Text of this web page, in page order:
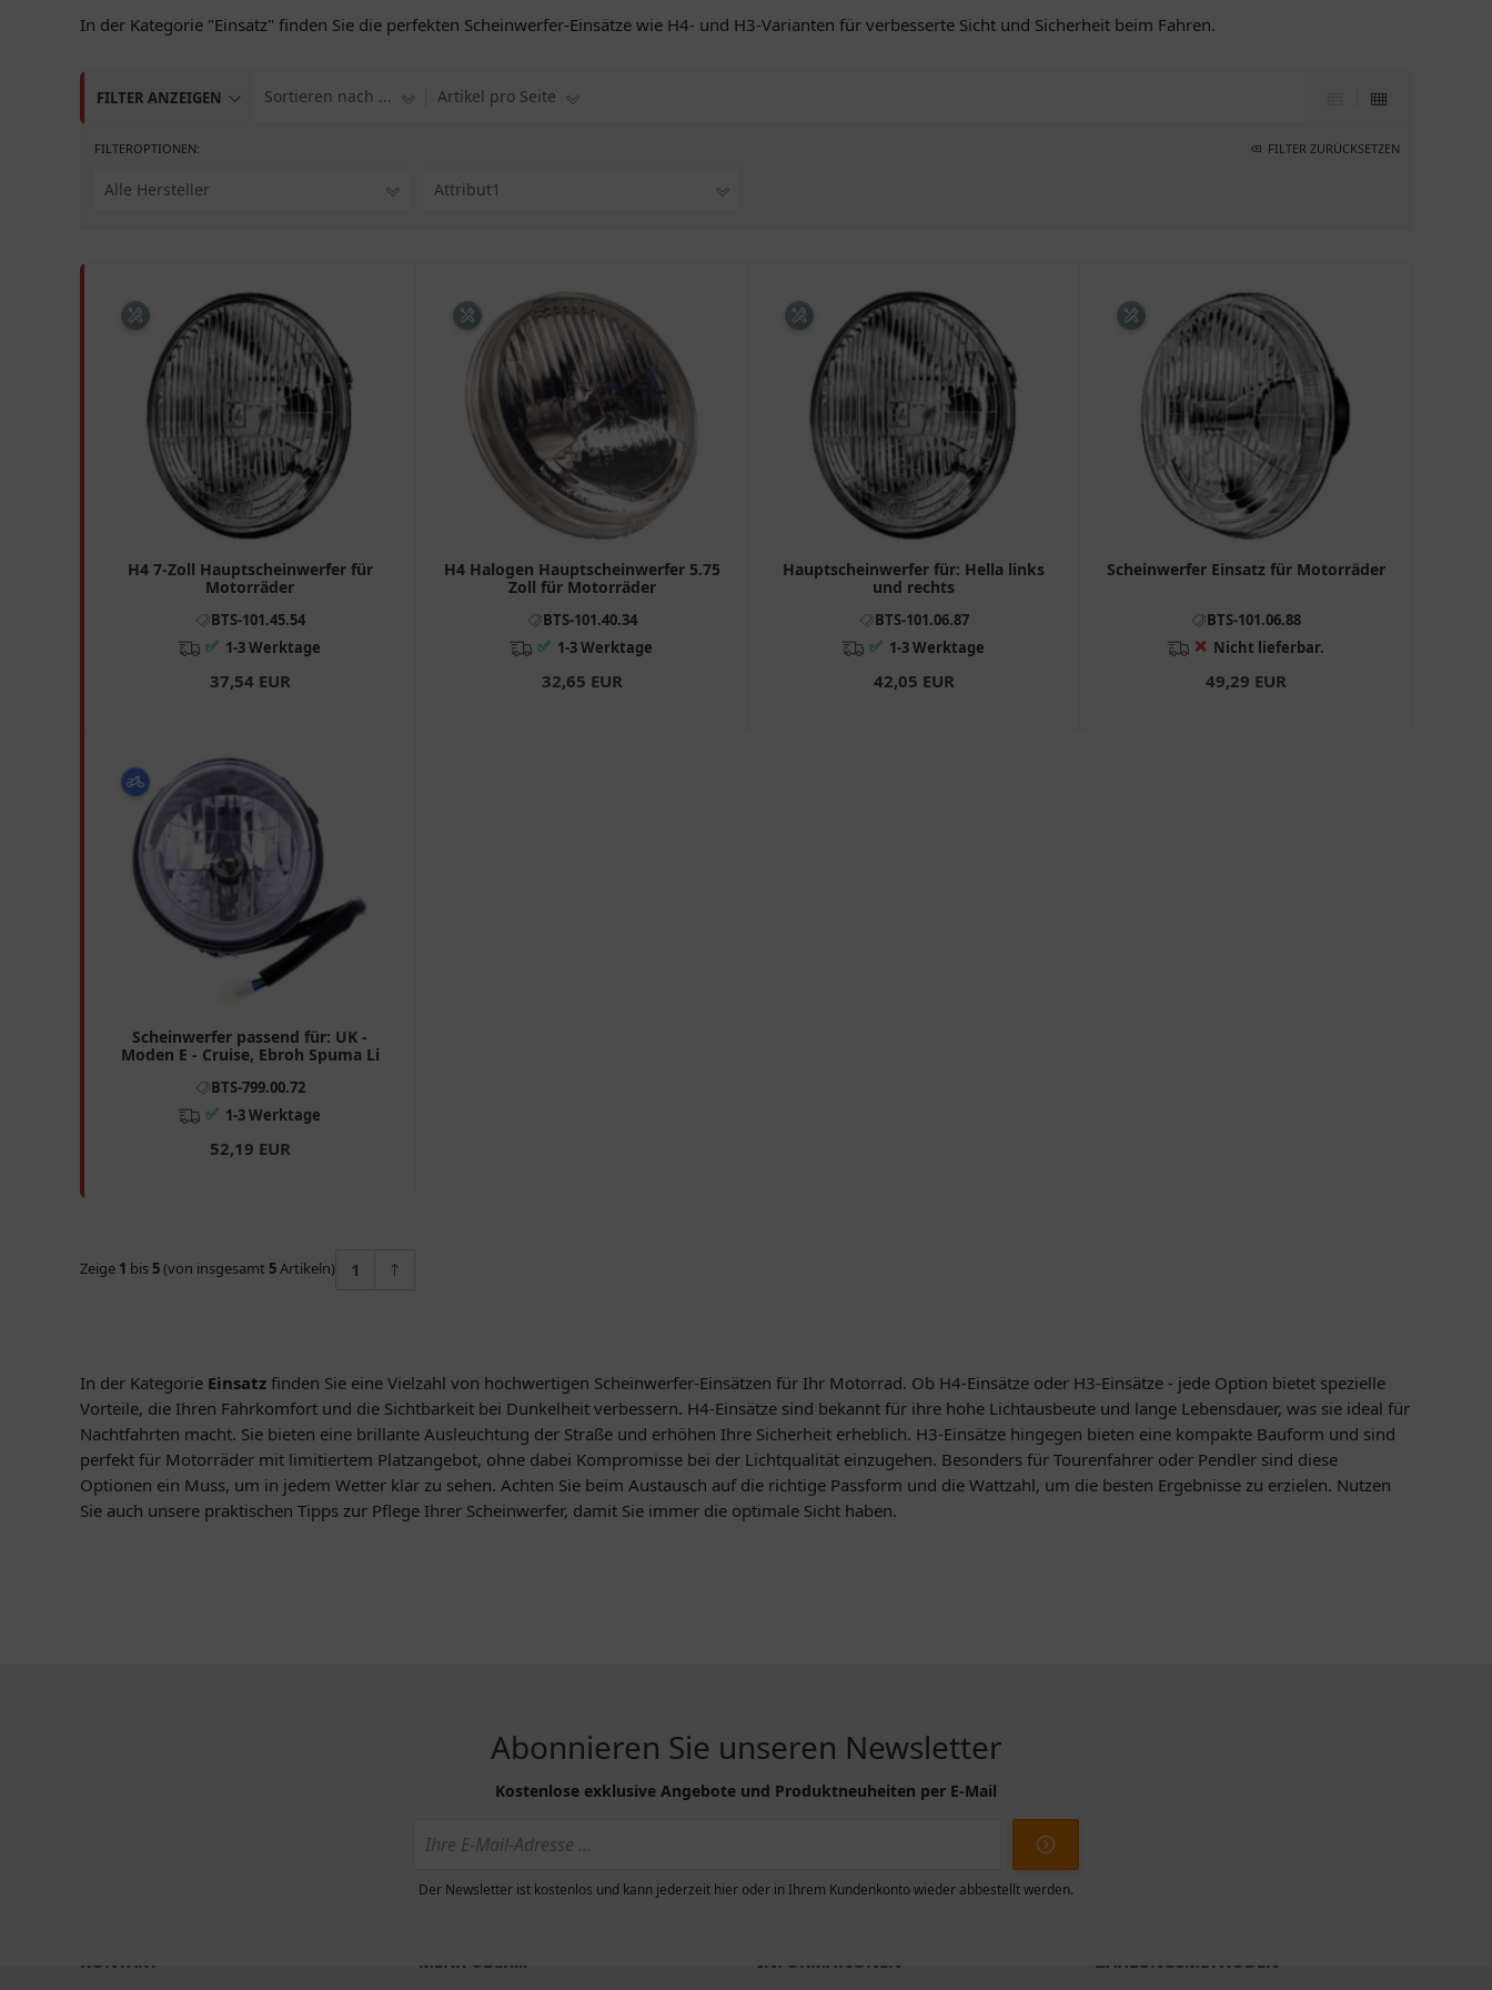
In der Kategorie "Einsatz" finden Sie die perfekten Scheinwerfer-Einsätze wie H4- und H3-Varianten für verbesserte Sicht und Sicherheit beim Fahren.
FILTER ANZEIGEN Sortieren nach ... Artikel pro Seite
FILTEROPTIONEN: FILTER ZURÜCKSETZEN
Alle Hersteller Attribut1
H4 7-Zoll Hauptscheinwerfer für
Motorräder
BTS-101.45.54
✅ 1-3 Werktage
37,54 EUR
H4 Halogen Hauptscheinwerfer 5.75
Zoll für Motorräder
BTS-101.40.34
✅ 1-3 Werktage
32,65 EUR
Hauptscheinwerfer für: Hella links
und rechts
BTS-101.06.87
✅ 1-3 Werktage
42,05 EUR
Scheinwerfer Einsatz für Motorräder
BTS-101.06.88
❌ Nicht lieferbar.
49,29 EUR
Scheinwerfer passend für: UK -
Moden E - Cruise, Ebroh Spuma Li
BTS-799.00.72
✅ 1-3 Werktage
52,19 EUR
Zeige 1 bis5(von insgesamt 5Artikeln) 1
In der Kategorie Einsatz finden Sie eine Vielzahl von hochwertigen Scheinwerfer-Einsätzen für Ihr Motorrad. Ob H4-Einsätze oder H3-Einsätze - jede Option bietet spezielle
Vorteile, die Ihren Fahrkomfort und die Sichtbarkeit bei Dunkelheit verbessern. H4-Einsätze sind bekannt für ihre hohe Lichtausbeute und lange Lebensdauer, was sie ideal für
Nachtfahrten macht. Sie bieten eine brillante Ausleuchtung der Straße und erhöhen Ihre Sicherheit erheblich. H3-Einsätze hingegen bieten eine kompakte Bauform und sind
perfekt für Motorräder mit limitiertem Platzangebot, ohne dabei Kompromisse bei der Lichtqualität einzugehen. Besonders für Tourenfahrer oder Pendler sind diese
Optionen ein Muss, um in jedem Wetter klar zu sehen. Achten Sie beim Austausch auf die richtige Passform und die Wattzahl, um die besten Ergebnisse zu erzielen. Nutzen
Sie auch unsere praktischen Tipps zur Pflege Ihrer Scheinwerfer, damit Sie immer die optimale Sicht haben.
Abonnieren Sie unseren Newsletter
Kostenlose exklusive Angebote und Produktneuheiten per E-Mail
Der Newsletter ist kostenlos und kann jederzeit hier oder in Ihrem Kundenkonto wieder abbestellt werden.
KONTAKT MEHR ÜBER... INFORMATIONEN ZAHLUNGSMETHODEN